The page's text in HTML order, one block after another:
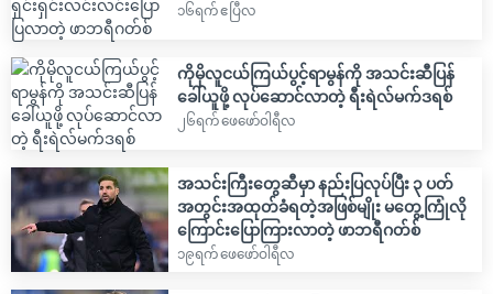
၁၆ရက် ဧပြီလ
ကိုမိုလူငယ်ကြယ်ပွင့်ရာမွန်ကို အသင်းဆီပြန်
ခေါ်ယူဖို့ လုပ်ဆောင်လာတဲ့ ရီးရဲလ်မက်ဒရစ်
၂၆ရက် ဖေဖော်ဝါရီလ
အသင်းကြီးတွေဆီမှာ နည်းပြလုပ်ပြီး ၃ ပတ်
အတွင်းအထုတ်ခံရတဲ့အဖြစ်မျိုး မတွေ့ကြုံလို
ကြောင်းပြောကြားလာတဲ့ ဖာဘရီဂတ်စ်
၁၉ရက် ဖေဖော်ဝါရီလ